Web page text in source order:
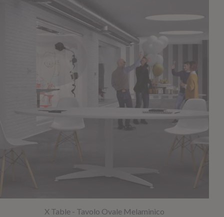
X Table - Tavolo Ovale Melaminico